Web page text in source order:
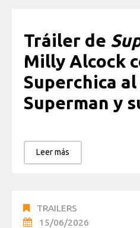
Tráiler de
Milly Alcock
Superchica
Superman y
Leer más
TRAILERS
15/06/2026